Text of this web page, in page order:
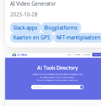
AI Video Generator
2025-10-28
Slack-apps
Blogplatforms
Kaarten en GPS
NFT-marktplaatsen